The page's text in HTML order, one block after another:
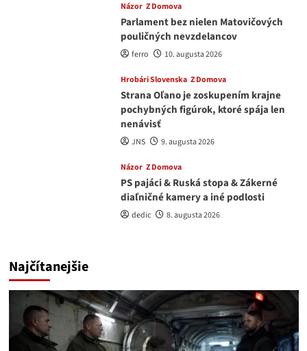
Názor Z Domova
Parlament bez nielen Matovičových
pouličných nevzdelancov
ferro 10. augusta 2026
Hrobári Slovenska Z Domova
Strana Oľano je zoskupením krajne
pochybných figúrok, ktoré spája len
nenávisť
JNS 9. augusta 2026
Názor Z Domova
PS pajáci & Ruská stopa & Zákerné
diaľničné kamery a iné podlosti
dedic 8. augusta 2026
Najčítanejšie